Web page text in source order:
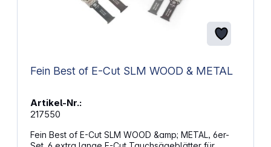
Fein Best of E-Cut SLM WOOD & METAL
Artikel-Nr.:
217550
Fein Best of E-Cut SLM WOOD &amp; METAL, 6er-